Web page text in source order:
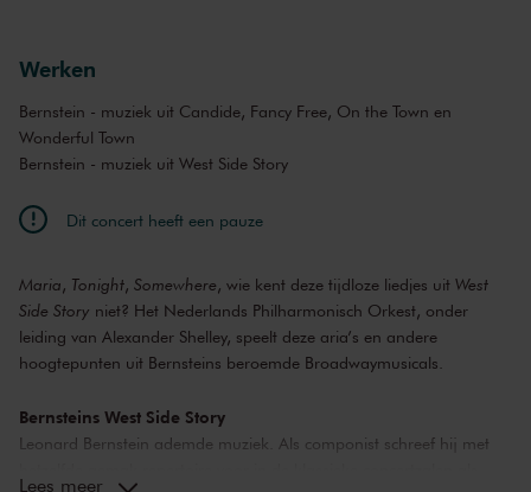
Werken
Bernstein - muziek uit Candide, Fancy Free, On the Town en
Wonderful Town
Bernstein - muziek uit West Side Story
Dit concert heeft een pauze
Maria, Tonight, Somewhere, wie kent deze tijdloze liedjes uit West
Side Story niet? Het Nederlands Philharmonisch Orkest, onder
leiding van Alexander Shelley, speelt deze aria’s en andere
hoogtepunten uit Bernsteins beroemde Broadwaymusicals.
Bernsteins West Side Story
Leonard Bernstein ademde muziek. Als componist schreef hij met
Lees meer